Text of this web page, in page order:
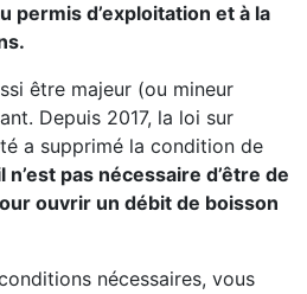
permis d’exploitation et à la
être majeur (ou mineur
Depuis 2017, la loi sur
a supprimé la condition de
n’est pas nécessaire d’être de
ouvrir un débit de boisson
nécessaires, vous